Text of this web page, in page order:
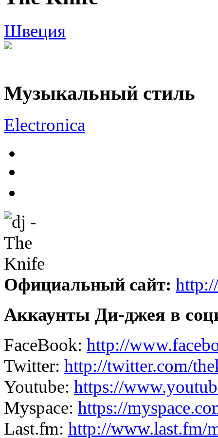
Швеция
Музыкальный стиль
Electronica
Официальный сайт:
Аккаунты Ди-джея в
FaceBook: http://
Twitter: http://twitter.com/
Youtube: https://
Myspace: https://
Last.fm: http://www.last.fm/